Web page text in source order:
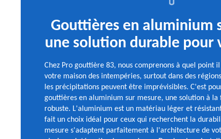
Gouttières en aluminium
une solution durable pour
Chez Pro gouttière 83, nous comprenons à quel point
votre maison des intempéries, surtout dans des
les précipitations peuvent être imprévisibles. C'est
gouttières en aluminium sur mesure, une solution à la
robuste. L'aluminium est un matériau léger et
fait un choix idéal pour ceux qui recherchent la
mesure s'adaptent parfaitement à l'architecture de